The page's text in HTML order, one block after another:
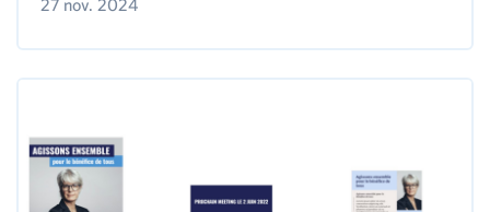
27 nov. 2024